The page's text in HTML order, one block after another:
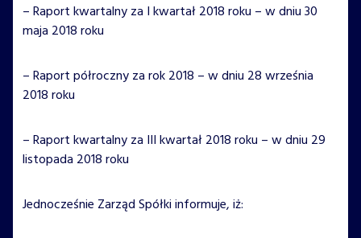
– Raport kwartalny za I kwartał 2018 roku – w dniu 30
maja 2018 roku
– Raport półroczny za rok 2018 – w dniu 28 września
2018 roku
– Raport kwartalny za III kwartał 2018 roku – w dniu 29
listopada 2018 roku
Jednocześnie Zarząd Spółki informuje, iż: